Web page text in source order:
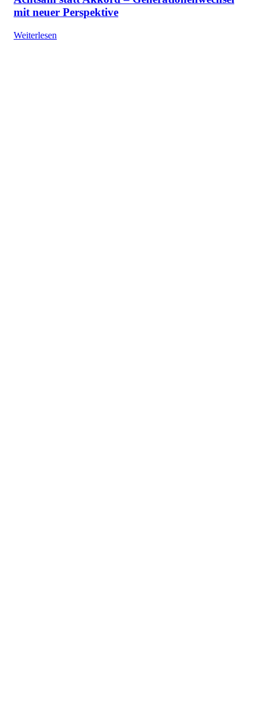
mit neuer Perspektive
Weiterlesen